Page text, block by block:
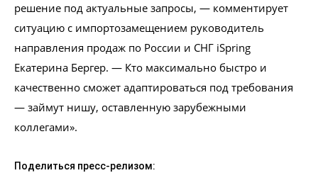
решение под актуальные запросы, — комментирует
ситуацию с импортозамещением руководитель
направления продаж по России и СНГ iSpring
Екатерина Бергер. — Кто максимально быстро и
качественно сможет адаптироваться под требования
— займут нишу, оставленную зарубежными
коллегами».
Поделиться пресс-релизом: